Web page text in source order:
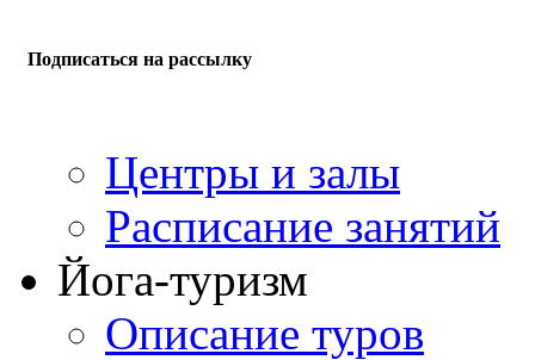
Подписаться на рассылку
Центры и залы
Расписание занятий
Йога-туризм
Описание туров